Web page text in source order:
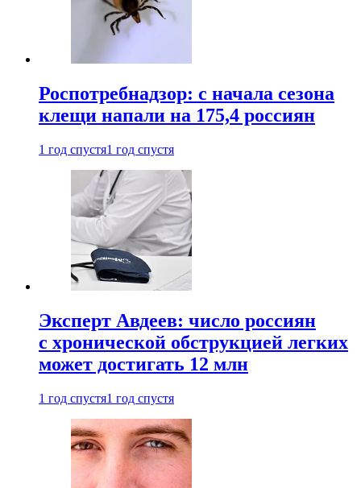
Роспотребнадзор: с начала сезона
клещи напали на 175,4 россиян
1 год спустя1 год спустя
Эксперт Авдеев: число россиян
с хронической обструкцией легких
может достигать 12 млн
1 год спустя1 год спустя